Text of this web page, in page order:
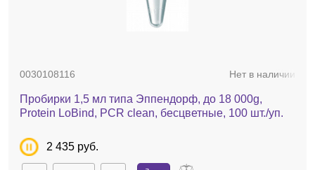
0030108116 Нет в наличии
Пробирки 1,5 мл типа Эппендорф, до 18 000g,
Protein LoBind, PCR clean, бесцветные, 100 шт./уп.
2 435 руб.